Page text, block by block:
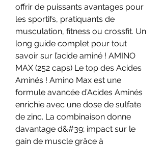
offrir de puissants avantages pour
les sportifs, pratiquants de
musculation, fitness ou crossfit. Un
long guide complet pour tout
savoir sur l’acide aminé ! AMINO
MAX (252 caps) Le top des Acides
Aminés ! Amino Max est une
formule avancée d’Acides Aminés
enrichie avec une dose de sulfate
de zinc. La combinaison donne
davantage d&#39; impact sur le
gain de muscle grâce à